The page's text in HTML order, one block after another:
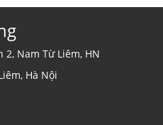
Nam Từ Liêm, HN
Hà Nội